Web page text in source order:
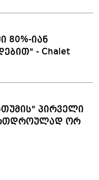
80%-იან
- Chalet
პირველი
ორ